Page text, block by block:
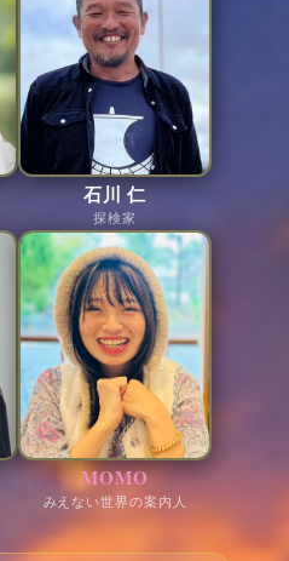
石川 仁
探検家
MOMO
みえない世界の案内人